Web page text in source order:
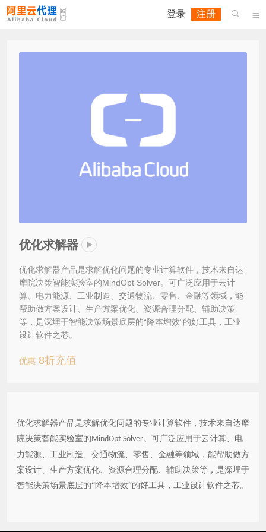

登录 注册 
优化求解器
优化求解器产品是求解优化问题的专业计算软件，技术来自达
摩院决策智能实验室的MindOpt Solver。可广泛应用于云计
算、电力能源、工业制造、交通物流、零售、金融等领域，能
帮助做方案设计、生产方案优化、资源合理分配、辅助决策
等，是深埋于智能决策场景底层的“降本增效”的好工具，工业
设计软件之芯。
优惠 8折充值
优化求解器产品是求解优化问题的专业计算软件，技术来自达摩
院决策智能实验室的MindOpt Solver。可广泛应用于云计算、电
力能源、工业制造、交通物流、零售、金融等领域，能帮助做方
案设计、生产方案优化、资源合理分配、辅助决策等，是深埋于
智能决策场景底层的“降本增效”的好工具，工业设计软件之芯。